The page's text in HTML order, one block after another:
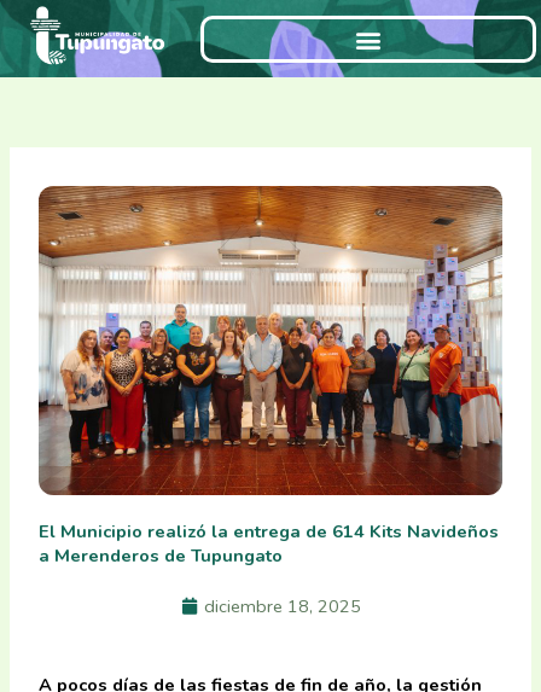
Ir
contenido
El Municipio realizó la entrega de 614 Kits Navideños
a Merenderos de Tupungato
diciembre 18, 2025
A pocos días de las fiestas de fin de año, la gestión